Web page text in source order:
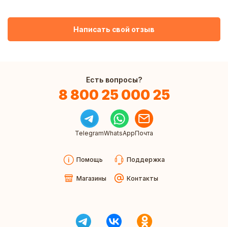
Написать свой отзыв
Есть вопросы?
8 800 25 000 25
TelegramWhatsAppПочта
Помощь Поддержка
Магазины Контакты